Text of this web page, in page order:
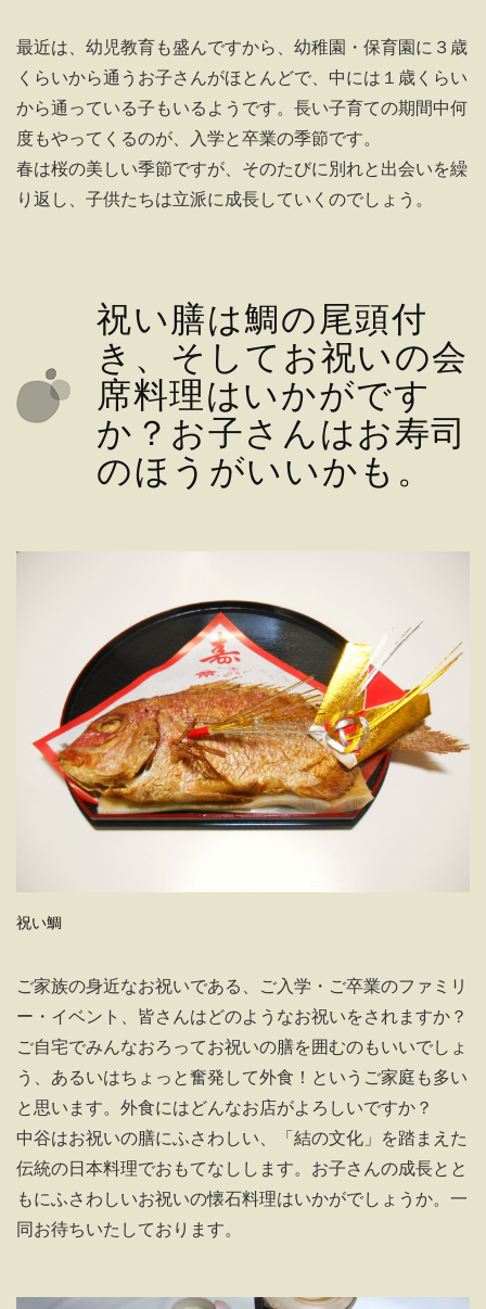
最近は、幼児教育も盛んですから、幼稚園・保育園に３歳
くらいから通うお子さんがほとんどで、中には１歳くらい
から通っている子もいるようです。長い子育ての期間中何
度もやってくるのが、入学と卒業の季節です。
春は桜の美しい季節ですが、そのたびに別れと出会いを繰
り返し、子供たちは立派に成長していくのでしょう。
祝い膳は鯛の尾頭付
き、そしてお祝いの会
席料理はいかがです
か？お子さんはお寿司
のほうがいいかも。
祝い鯛
ご家族の身近なお祝いである、ご入学・ご卒業のファミリ
ー・イベント、皆さんはどのようなお祝いをされますか？
ご自宅でみんなおろってお祝いの膳を囲むのもいいでしょ
う、あるいはちょっと奮発して外食！というご家庭も多い
と思います。外食にはどんなお店がよろしいですか？
中谷はお祝いの膳にふさわしい、「結の文化」を踏まえた
伝統の日本料理でおもてなしします。お子さんの成長とと
もにふさわしいお祝いの懐石料理はいかがでしょうか。一
同お待ちいたしております。